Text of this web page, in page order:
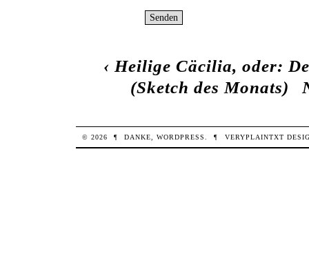
‹ Heilige Cäcilia, oder:
(Sketch des Monats)
© 2026 ¶ DANKE,WORDPRESS. ¶ VERYPLAINTXT